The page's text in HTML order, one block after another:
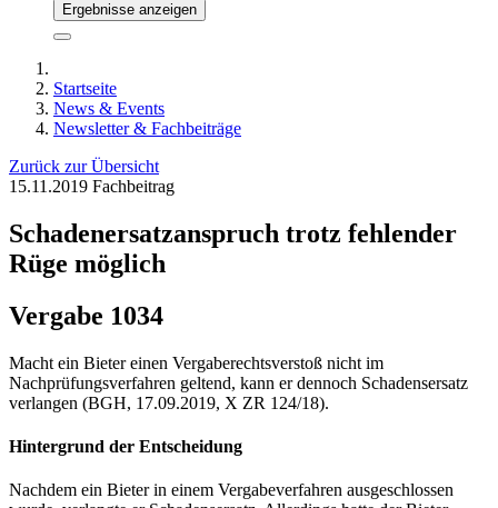
Ergebnisse anzeigen
Startseite
News & Events
Newsletter & Fachbeiträge
Zurück zur Übersicht
15.11.2019 Fachbeitrag
Schadenersatzanspruch trotz fehlender
Rüge möglich
Vergabe 1034
Macht ein Bieter einen Vergaberechtsverstoß nicht im
Nachprüfungsverfahren geltend, kann er dennoch Schadensersatz
verlangen (BGH, 17.09.2019, X ZR 124/18).
Hintergrund der Entscheidung
Nachdem ein Bieter in einem Vergabeverfahren ausgeschlossen